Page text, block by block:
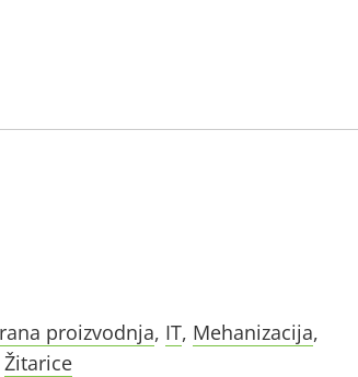
proizvodnja, IT, Mehanizacija,
Žitarice